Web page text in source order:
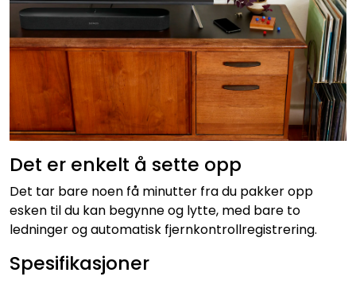
Det er enkelt å sette opp
Det tar bare noen få minutter fra du pakker opp
esken til du kan begynne og lytte, med bare to
ledninger og automatisk fjernkontrollregistrering.
Spesifikasjoner